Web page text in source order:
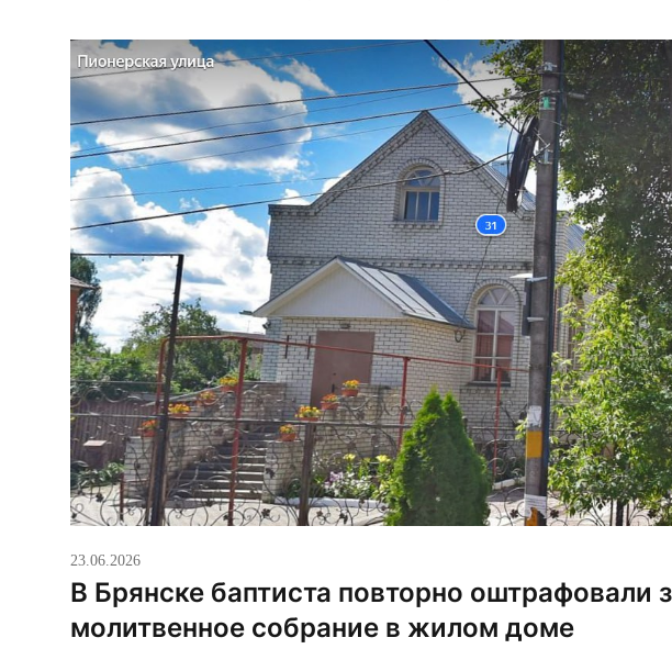
проходили по делу по […]
23.06.2026
В Брянске баптиста повторно оштрафовали
молитвенное собрание в жилом доме